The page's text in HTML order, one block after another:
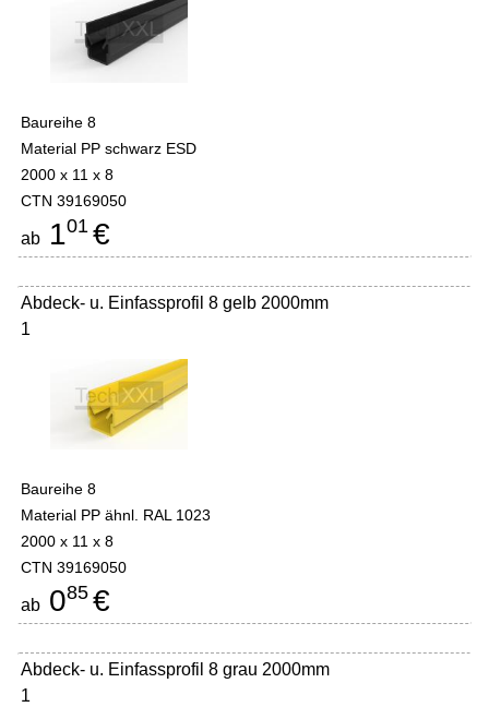
Baureihe 8
Material PP schwarz ESD
2000 x 11 x 8
CTN 39169050
ab 101 €
Abdeck- u. Einfassprofil 8 gelb 2000mm
1
Baureihe 8
Material PP ähnl. RAL 1023
2000 x 11 x 8
CTN 39169050
ab 085 €
Abdeck- u. Einfassprofil 8 grau 2000mm
1